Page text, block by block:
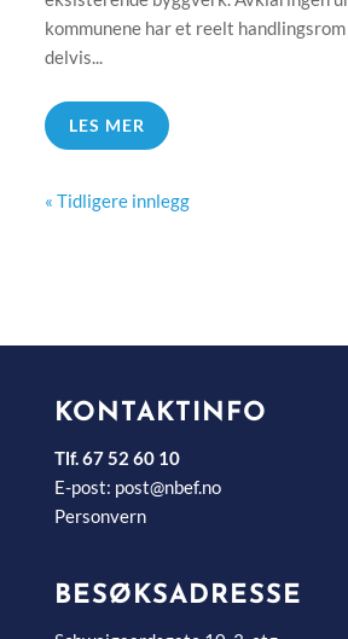
kommunene har et reelt
delvis...
LES MER
« Tidligere innlegg
KONTAKTINFO
Tlf. 67 52 60 10
E-post: post@nbef.no
Personvern
BESØKSADRESSE